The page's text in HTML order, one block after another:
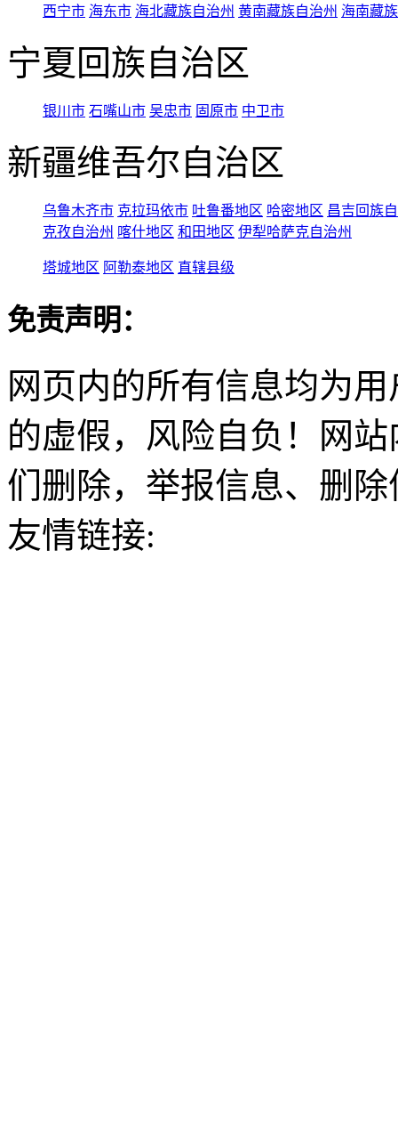
西宁市 海东市 海北藏族自治州 黄南藏族自治州 海南藏
宁夏回族自治区
银川市 石嘴山市 吴忠市 固原市 中卫市
新疆维吾尔自治区
乌鲁木齐市 克拉玛依市 吐鲁番地区 哈密地区 昌吉回族
克孜自治州 喀什地区 和田地区 伊犁哈萨克自治州
塔城地区 阿勒泰地区 直辖县级
免责声明：
网页内的所有信息均为
的虚假，风险自负！网
们删除，举报信息、删
友情链接: